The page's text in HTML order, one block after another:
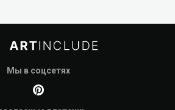
Мы в соцсетях